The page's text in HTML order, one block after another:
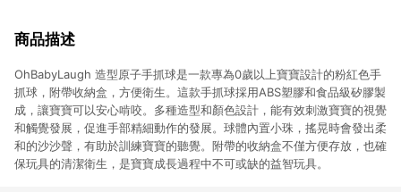
商品描述
OhBabyLaugh 造型原子手抓球是一款專為0歲以上寶寶設計的粉紅色手
抓球，附帶收納盒，方便衛生。這款手抓球採用ABS塑膠和食品級矽膠製
成，讓寶寶可以安心啃咬。多種造型和顏色設計，能有效刺激寶寶的視覺
和觸覺發展，促進手部精細動作的發展。球體內置小珠，搖晃時會發出柔
和的沙沙聲，有助於訓練寶寶的聽覺。附帶的收納盒不僅方便存放，也確
保玩具的清潔衛生，是寶寶成長過程中不可或缺的益智玩具。